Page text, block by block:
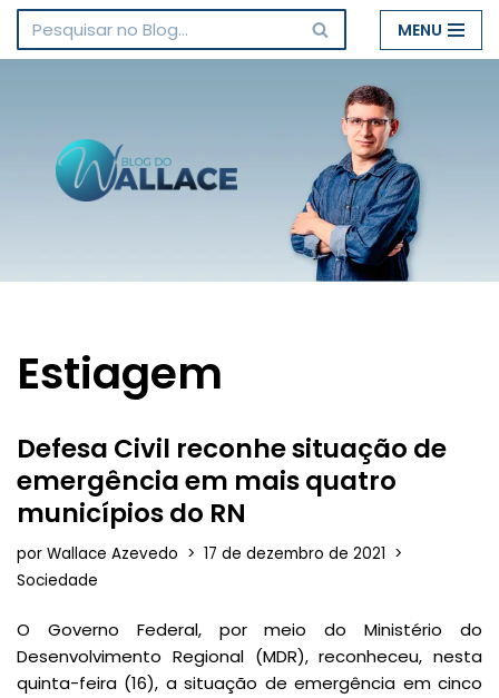
Pular
conteúdo
MENU
Estiagem
Defesa Civil reconhe situação de
emergência em mais quatro
municípios do RN
por Wallace Azevedo
17 de dezembro de 2021
Sociedade
O Governo Federal, por meio do Ministério do
Desenvolvimento Regional (MDR), reconheceu, nesta
quinta-feira (16), a situação de emergência em cinco